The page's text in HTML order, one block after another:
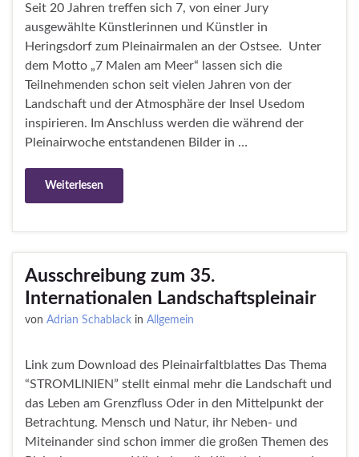
Seit 20 Jahren treffen sich 7, von einer Jury
ausgewählte Künstlerinnen und Künstler in
Heringsdorf zum Pleinairmalen an der Ostsee. Unter
dem Motto „7 Malen am Meer“ lassen sich die
Teilnehmenden schon seit vielen Jahren von der
Landschaft und der Atmosphäre der Insel Usedom
inspirieren. Im Anschluss werden die während der
Pleinairwoche entstandenen Bilder in …
Weiterlesen
Ausschreibung zum 35.
Internationalen Landschaftspleinair
von Adrian Schablack in Allgemein
Link zum Download des Pleinairfaltblattes Das Thema
“STROMLINIEN” stellt einmal mehr die Landschaft und
das Leben am Grenzfluss Oder in den Mittelpunkt der
Betrachtung. Mensch und Natur, ihr Neben- und
Miteinander sind schon immer die großen Themen des